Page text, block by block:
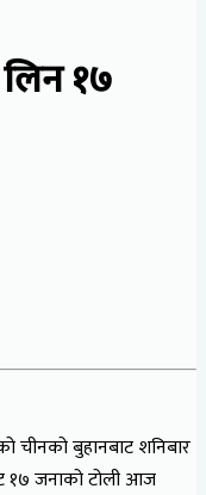
१७
चीनको बुहानबाट शनिबार
१७ जनाको टोली आज